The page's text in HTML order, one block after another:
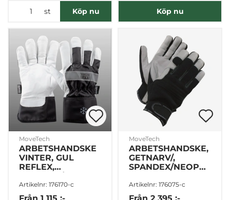
st Köp nu Köp nu
MoveTech
ARBETSHANDSKE
VINTER, GUL
REFLEX,
5pack
Artikelnr: 176170-c
MoveTech
ARBETSHANDSKE,
GETNARV/,
SPANDEX/NEOPREN,
Artikelnr: 176075-c